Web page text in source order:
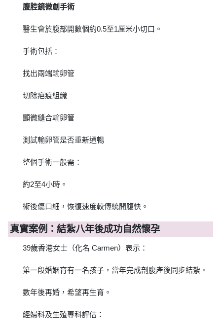
腹腔鏡微創手術
醫生會於腹部開數個約0.5至1厘米小切口。
手術包括：
找出兩端輸卵管
切除疤痕組織
顯微縫合輸卵管
測試輸卵管是否重新通暢
整個手術一般需：
約2至4小時。
術後傷口細，恢復速度較傳統開腹快。
真實案例：結紮八年後成功自然懷孕
39歲香港女士（化名 Carmen）表示：
第一段婚姻育有一名孩子，當年完成剖腹產後同步結紮。
數年後再婚，希望再生育。
經婦科及生殖專科評估：